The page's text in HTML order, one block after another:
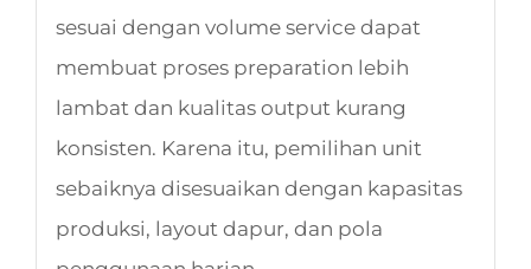
sesuai dengan volume service dapat
membuat proses preparation lebih
lambat dan kualitas output kurang
konsisten. Karena itu, pemilihan unit
sebaiknya disesuaikan dengan kapasitas
produksi, layout dapur, dan pola